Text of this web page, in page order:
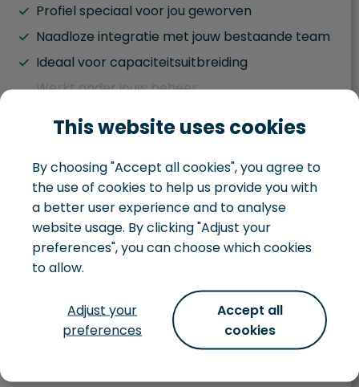
This website uses cookies
By choosing "Accept all cookies", you agree to
the use of cookies to help us provide you with
a better user experience and to analyse
website usage. By clicking "Adjust your
preferences", you can choose which cookies
to allow.
Adjust your
preferences
Accept all
cookies
Profiel speciaal voor jou geworven
Naadloze integratie met jouw bestaande team
Ideaal voor capaciteitsuitbreiding
Werkt onder jouw beheer
Hybride team situatie
Taakgedreven
Werkt binnen jouw bestaande development
team
Aandacht blijft verdeeld tussen IT en bedrijf
Je beheert je eigen IT landschap
Development team